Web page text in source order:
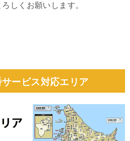
しくお願いします。
ービス対応エリア